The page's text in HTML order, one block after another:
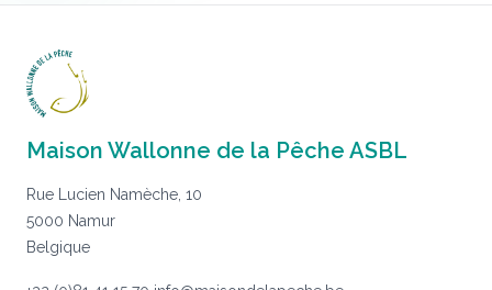
Maison Wallonne de la Pêche ASBL
Rue Lucien Namèche, 10
5000 Namur
Belgique